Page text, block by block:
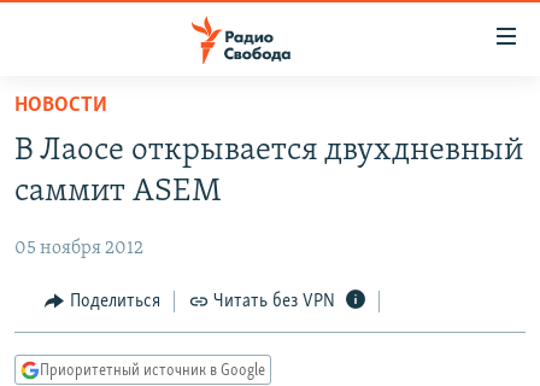
упрощенного
доступа
основному
Вернутся
главной
ЦИТАТЫ СВОБОДЫ
МНЕНИЯ
НОВОСТИ
В Лаосе открывается двухдневный
саммит ASEM
05 ноября 2012
Поделиться Читать без VPN
Приоритетный источник в Google